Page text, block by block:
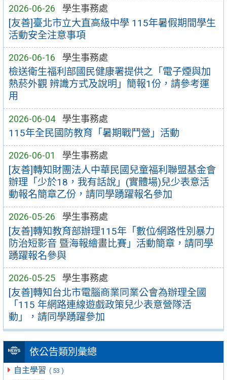
2026-06-26 學生事務處
[友善]臺北市立大直高級中學 115年暑假期間學生
活動安全注意事項
2026-06-16 學生事務處
檢送衛生福利部國民健康署提供之「電子煙與加
熱菸外觀 辨識方式及說明」簡報1份，請參考運
用
2026-06-04 學生事務處
115年全民國防教育「暑期戰鬥營」活動
2026-06-01 學生事務處
[友善]轉知財團法人中華民國兒童福利聯盟基金會
辦理「少於18，我有話說」(實體場)兒少表意活
動報名簡章乙份，請同學踴躍報名參加
2026-05-26 學生事務處
[友善]轉知教育部辦理115年「數位∕網路性別暴力
防治短影音 暨海報繪畫比賽」活動簡章，請同學
踴躍報名參與
2026-05-25 學生事務處
[友善]轉知台北市電腦商業同業公會為辦理全國
「115 年網路連線遊戲政策兒少表意營隊活
動」，請同學踴躍參加
依公告類別彙總
自主學習 ( 53 )